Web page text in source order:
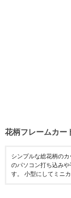
花柄フレームカー
シンプルな総花柄の
のパソコン打ち込み
す。 小型にしてミニ